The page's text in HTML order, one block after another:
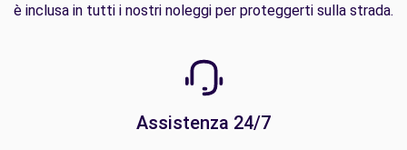
è inclusa in tutti i nostri noleggi per proteggerti sulla strada.
Assistenza 24/7